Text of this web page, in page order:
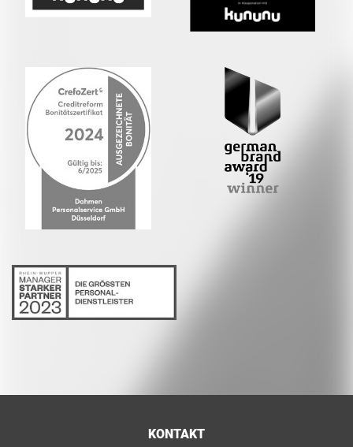
KONTAKT